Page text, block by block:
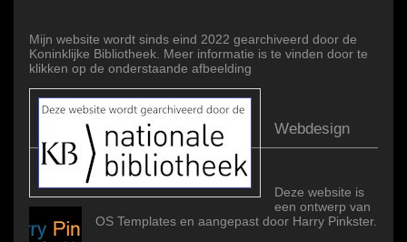
Mijn website wordt sinds eind 2022 gearchiveerd door de
Koninklijke Bibliotheek. Meer informatie is te vinden door te
klikken op de onderstaande afbeelding
Webdesign
Deze website is
een ontwerp van
OS Templates en aangepast door Harry Pinkster.